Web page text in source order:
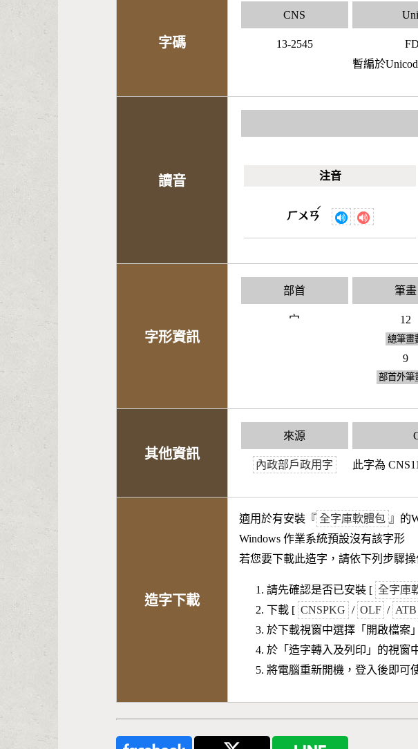
字碼
CNS
13-2545
暫編於
讀音
注音
ㄏㄨㄢ
ˊ
字形資訊
部首
宀
筆畫
12
總筆畫
9
部首外筆
其他資訊
來源
內政部戶政用字 此字為
造字下載
適用於有安裝『 全字庫軟體包 』的
Windows 作業系統預設沒有該字形
若您要下載此造字，請依下列步驟操
請先確認是否已安裝 [ 全字庫
下載 [ CNSPKG / OLF / ATB
於下載視窗中選擇「開啟檔案」
於「造字轉入及列印」的視窗
將電腦重新開機，登入後即可